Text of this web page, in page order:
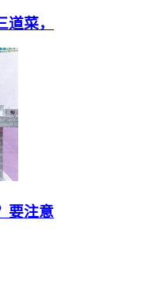
菜，
要注意